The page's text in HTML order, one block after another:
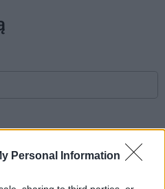
Personal Information